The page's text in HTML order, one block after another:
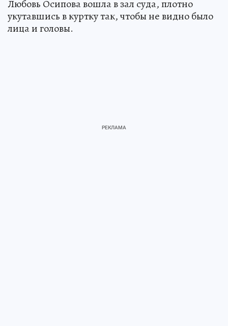
Любовь Осипова вошла в зал суда, плотно
укутавшись в куртку так, чтобы не видно было
лица и головы.